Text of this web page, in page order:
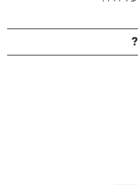
לנו.